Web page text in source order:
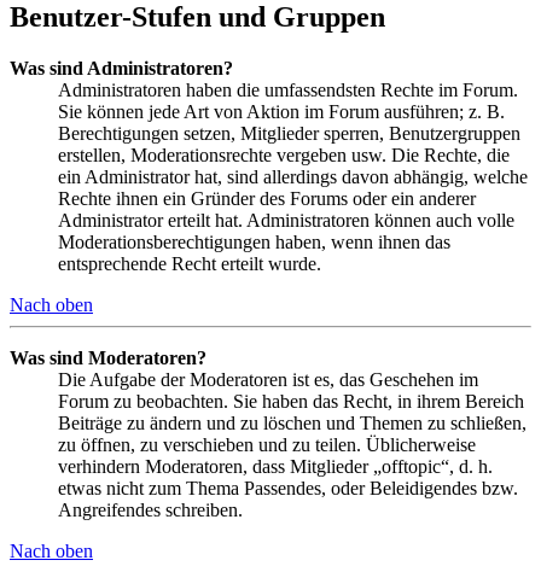
Benutzer-Stufen und Gruppen
Was sind Administratoren?
Administratoren haben die umfassendsten Rechte im Forum.
Sie können jede Art von Aktion im Forum ausführen; z. B.
Berechtigungen setzen, Mitglieder sperren, Benutzergruppen
erstellen, Moderationsrechte vergeben usw. Die Rechte, die
ein Administrator hat, sind allerdings davon abhängig, welche
Rechte ihnen ein Gründer des Forums oder ein anderer
Administrator erteilt hat. Administratoren können auch volle
Moderationsberechtigungen haben, wenn ihnen das
entsprechende Recht erteilt wurde.
Nach oben
Was sind Moderatoren?
Die Aufgabe der Moderatoren ist es, das Geschehen im
Forum zu beobachten. Sie haben das Recht, in ihrem Bereich
Beiträge zu ändern und zu löschen und Themen zu schließen,
zu öffnen, zu verschieben und zu teilen. Üblicherweise
verhindern Moderatoren, dass Mitglieder „offtopic“, d. h.
etwas nicht zum Thema Passendes, oder Beleidigendes bzw.
Angreifendes schreiben.
Nach oben